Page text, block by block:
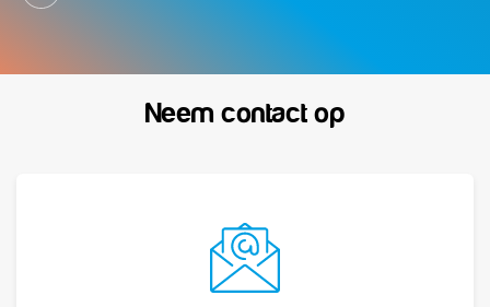
Neem contact op